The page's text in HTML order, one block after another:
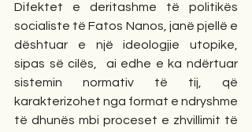
Difektet e deritashme të politikës
socialiste të Fatos Nanos, janë pjellë e
dështuar e një ideologjie utopike,
sipas së cilës,  ai edhe e ka ndërtuar
sistemin normativ të tij, që
karakterizohet nga format e ndryshme
të dhunës mbi proceset e zhvillimit të